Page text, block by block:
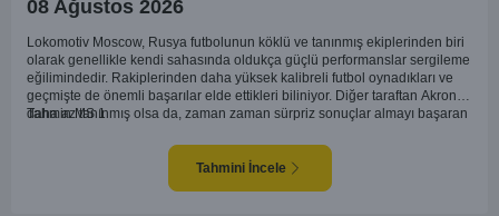
08 Ağustos 2026
Lokomotiv Moscow, Rusya futbolunun köklü ve tanınmış ekiplerinden biri
olarak genellikle kendi sahasında oldukça güçlü performanslar sergileme
eğilimindedir. Rakiplerinden daha yüksek kalibreli futbol oynadıkları ve
geçmişte de önemli başarılar elde ettikleri biliniyor. Diğer taraftan Akron,
daha az tanınmış olsa da, zaman zaman sürpriz sonuçlar almayı başaran
ve güçlü ekipler karşısında istikrarlı bir performans sergilemekte
zorlanabilirler. Lokomotiv Moscow'un mevcut form durumunun ve evinde
oynama avantajının, bu karşılaşmada belirleyici olması muhtemel
Tahmin MS 1
Tahmini İncele